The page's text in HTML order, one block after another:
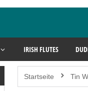
IRISH FLUTES
Startseite Tin